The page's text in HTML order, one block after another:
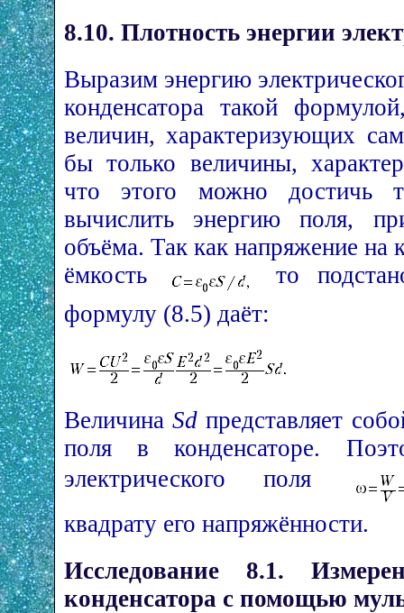
8.10. Плотность энергии
Выразим энергию
конденсатора такой
величин, характеризующих
бы только величины,
что этого можно достичь
вычислить энергию поля,
объёма. Так как напряжение на
ёмкость
то
формулу (8.5) даёт:
ВеличинаSd представляет
поля в конденсаторе.
электрического поля
квадрату его напряжённости.
Исследование 8.1.
конденсатора с помощью